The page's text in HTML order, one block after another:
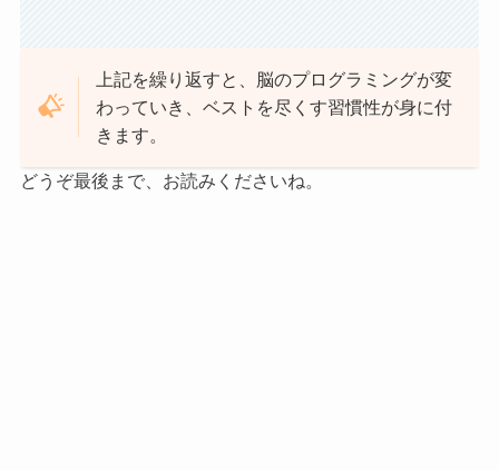
上記を繰り返すと、脳のプログラミングが変
わっていき、ベストを尽くす習慣性が身に付
きます。
どうぞ最後まで、お読みくださいね。